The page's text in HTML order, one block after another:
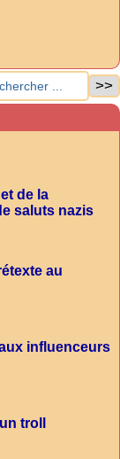
de la
saluts nazis
au
influenceurs
troll